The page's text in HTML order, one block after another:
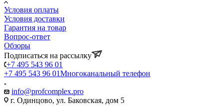
Условия оплаты
Условия доставки
Гарантия на товар
Вопрос-ответ
Обзоры
Подписаться на рассылку
+7 495 543 96 01
+7 495 543 96 01Многоканальный телефон
info@profcomplex.pro
г. Одинцово, ул. Баковская, дом 5